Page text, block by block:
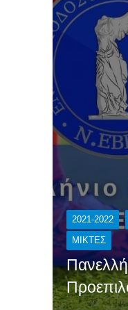
2021-2022
ΜΙΚΤΕΣ